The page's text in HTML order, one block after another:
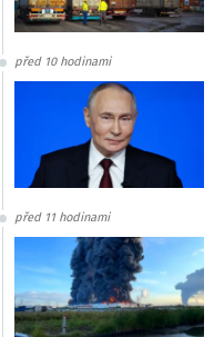
před 10 hodinami
před 11 hodinami